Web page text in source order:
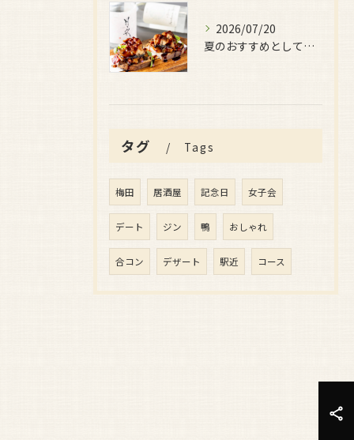
2026/07/20
夏のおすすめとしてぜひ味わっていただきたいのが、
タグ Tags
梅田 居酒屋 記念日 女子会
デート ジン 鴨 おしゃれ
合コン デザート 駅近 コース